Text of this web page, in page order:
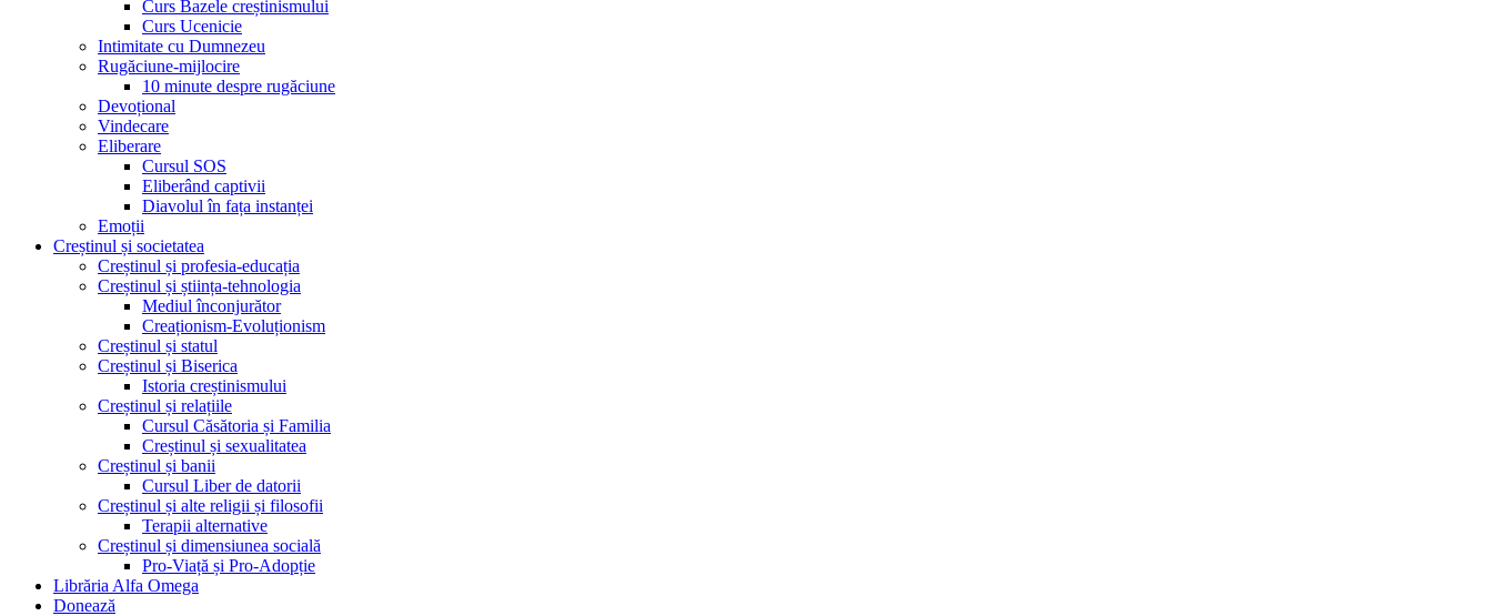
Curs Bazele creștinismului
Curs Ucenicie
Intimitate cu Dumnezeu
Rugăciune-mijlocire
10 minute despre rugăciune
Devoțional
Vindecare
Eliberare
Cursul SOS
Eliberând captivii
Diavolul în fața instanței
Emoții
Creștinul și societatea
Creștinul și profesia-educația
Creștinul și știința-tehnologia
Mediul înconjurător
Creaționism-Evoluționism
Creștinul și statul
Creștinul și Biserica
Istoria creștinismului
Creștinul și relațiile
Cursul Căsătoria și Familia
Creștinul și sexualitatea
Creștinul și banii
Cursul Liber de datorii
Creștinul și alte religii și filosofii
Terapii alternative
Creștinul și dimensiunea socială
Pro-Viață și Pro-Adopție
Librăria Alfa Omega
Donează